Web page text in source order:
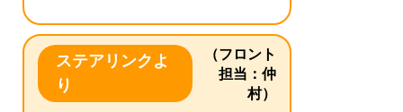
ステアリンクよ
り
（フロント
担当：仲
村）